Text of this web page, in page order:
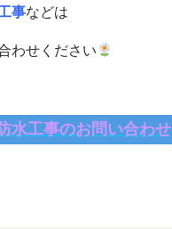
事などは
わせください
水工事のお問い合わせ